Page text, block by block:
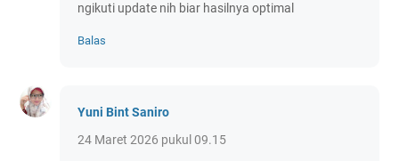
ngikuti update nih biar hasilnya optimal
Balas
Yuni Bint Saniro
24 Maret 2026 pukul 09.15